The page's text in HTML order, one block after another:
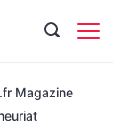
Magazine